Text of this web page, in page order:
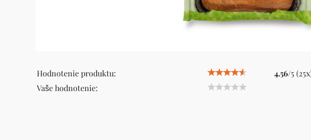
Hodnotenie produktu: 4.56/5 (25
Vaše hodnotenie: